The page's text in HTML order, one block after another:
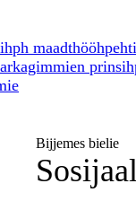
Bijjemes bielie